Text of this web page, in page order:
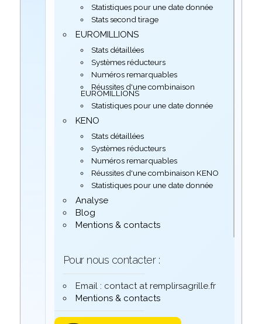
Statistiques pour une date donnée
Stats second tirage
EUROMILLIONS
Stats détaillées
Systèmes réducteurs
Numéros remarquables
Réussites d'une combinaison
EUROMILLIONS
Statistiques pour une date donnée
KENO
Stats détaillées
Systèmes réducteurs
Numéros remarquables
Réussites d'une combinaison KENO
Statistiques pour une date donnée
Analyse
Blog
Mentions & contacts
Pour nous contacter :
Email : contact at remplirsagrille.fr
Mentions & contacts